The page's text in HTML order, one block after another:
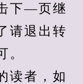
下—页继
请退出转
。
者，如